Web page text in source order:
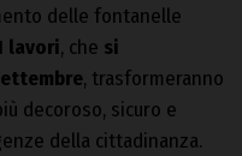
delle fontanelle
I lavori, che si
, trasformeranno
decoroso, sicuro e
della cittadinanza.